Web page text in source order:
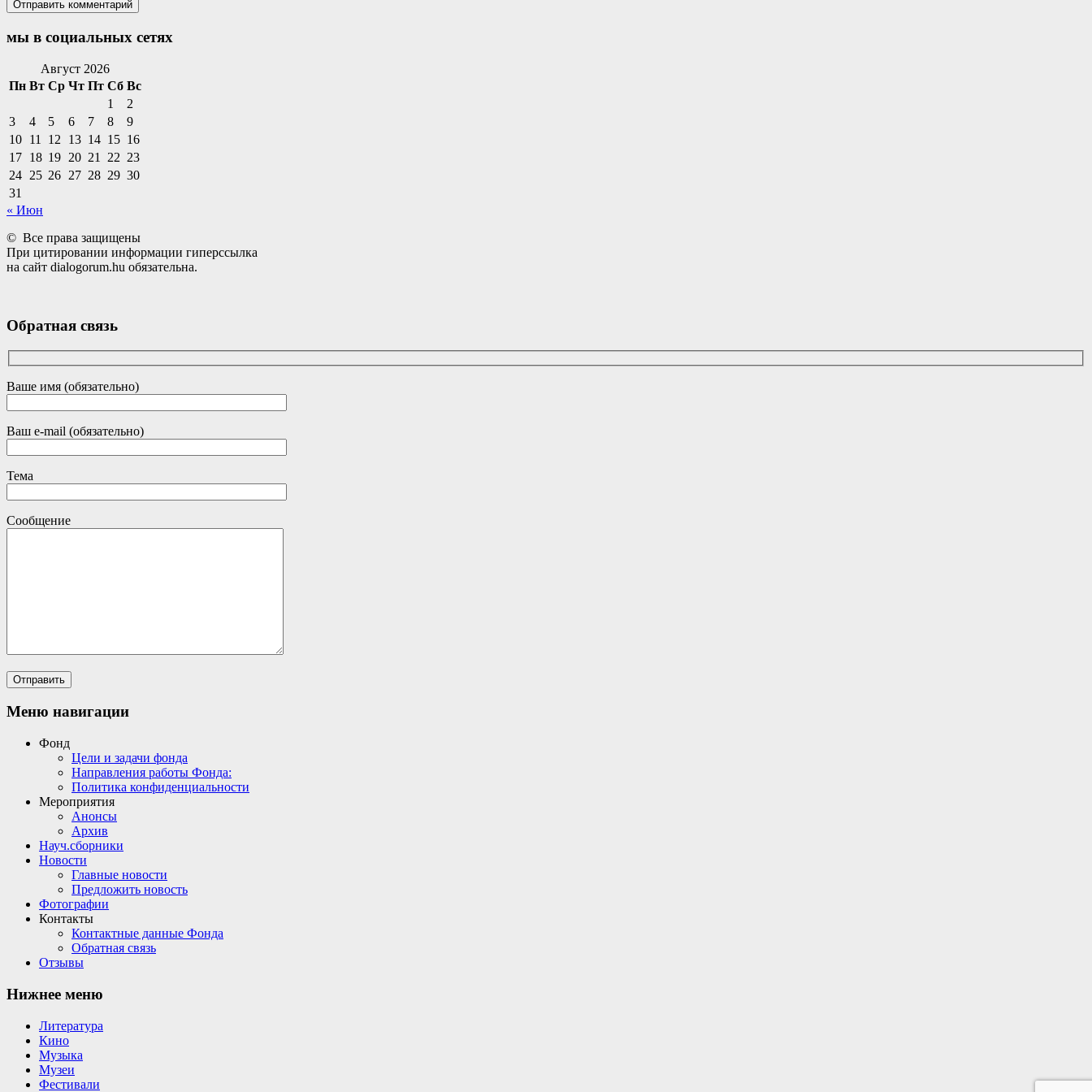
мы в социальных сетях
Facebook
Instagram
VKontakte
ТелефонАвгуст 2026
Пн Вт Ср Чт Пт Сб Вс
1
2
3
4 5 6 7 8
9
10 11 12 13 14 15 16
17 18 19 20 21 22 23
24 25 26 27 28 29 30
31
« Июн
© Все права защищены
При цитировании информации гиперссылка
на сайт dialogorum.hu обязательна.
Обратная связь
Ваше имя (обязательно)
Ваш e-mail (обязательно)
Тема
Сообщение
Меню навигации
Фонд
Цели и задачи фонда
Направления работы Фонда:
Политика конфиденциальности
Мероприятия
Анонсы
Архив
Науч.сборники
Новости
Главные новости
Предложить новость
Фотографии
Контакты
Контактные данные Фонда
Обратная связь
Отзывы
Нижнее меню
Литература
Кино
Музыка
Музеи
Фестивали